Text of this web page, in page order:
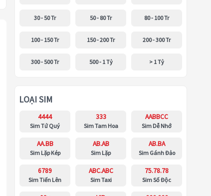
30 - 50 Tr 50 - 80 Tr 80 - 100 Tr
100 - 150 Tr 150 - 200 Tr 200 - 300 Tr
300 - 500 Tr 500 - 1 Tỷ > 1 Tỷ
LOẠI SIM
4444
Sim Tứ Quý
333
Sim Tam Hoa
AABBCC
Sim Dễ Nhớ
AA.BB
Sim Lặp Kép
AB.AB
Sim Lặp
AB.BA
Sim Gánh Đảo
6789
Sim Tiến Lên
ABC.ABC
Sim Taxi
75.78.78
Sim Số Độc